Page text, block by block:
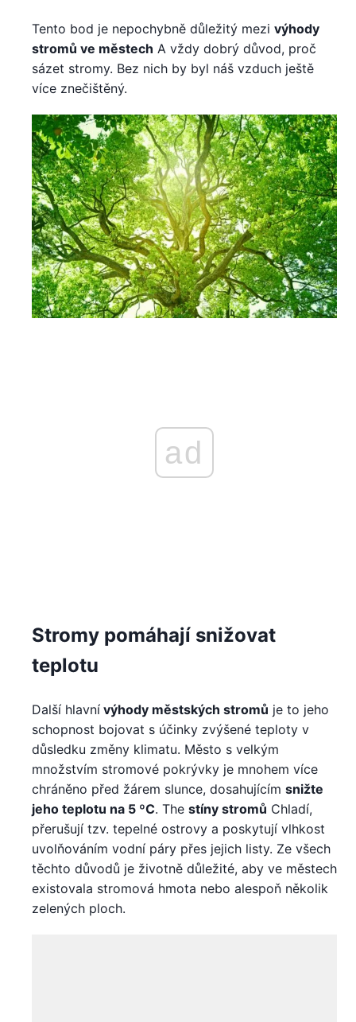
Tento bod je nepochybně důležitý mezi výhody
stromů ve městech A vždy dobrý důvod, proč
sázet stromy. Bez nich by byl náš vzduch ještě
více znečištěný.
ad
Stromy pomáhají snižovat
teplotu
Další hlavní výhody městských stromů je to jeho
schopnost bojovat s účinky zvýšené teploty v
důsledku změny klimatu. Město s velkým
množstvím stromové pokrývky je mnohem více
chráněno před žárem slunce, dosahujícím snižte
jeho teplotu na 5 ºC. The stíny stromů Chladí,
přerušují tzv. tepelné ostrovy a poskytují vlhkost
uvolňováním vodní páry přes jejich listy. Ze všech
těchto důvodů je životně důležité, aby ve městech
existovala stromová hmota nebo alespoň několik
zelených ploch.